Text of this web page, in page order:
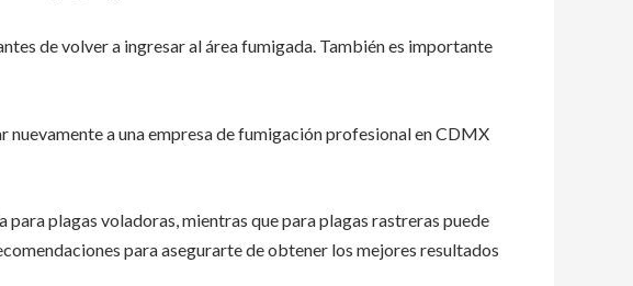
de volver a ingresar al área fumigada. También es importante
nuevamente a una empresa de fumigación profesional en CDMX
plagas voladoras, mientras que para plagas rastreras puede
para asegurarte de obtener los mejores resultados